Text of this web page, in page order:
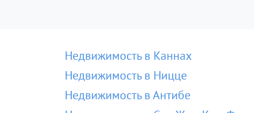
Недвижимость в Каннах
Недвижимость в Ницце
Недвижимость в Антибе